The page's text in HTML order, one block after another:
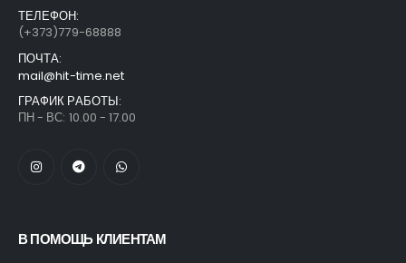
ТЕЛЕФОН:
(+373)779-68888
ПОЧТА:
mail@hit-time.net
ГРАФИК РАБОТЫ:
ПН - ВС: 10.00 - 17.00
В ПОМОЩЬ КЛИЕНТАМ